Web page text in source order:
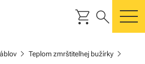
shopping_cart search
chevron_right Teplom zmrštiteľnej bužírkychevron_right